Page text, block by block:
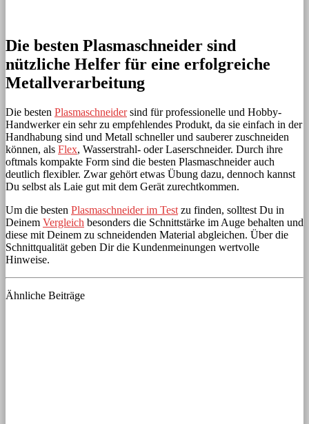
Die besten Plasmaschneider sind
nützliche Helfer für eine erfolgreiche
Metallverarbeitung
Die besten Plasmaschneidersind für professionelle und Hobby-
Handwerker ein sehr zu empfehlendes Produkt, da sie einfach in der
Handhabung sind und Metall schneller und sauberer zuschneiden
können, als Flex, Wasserstrahl- oder Laserschneider. Durch ihre
oftmals kompakte Form sind die besten Plasmaschneider auch
deutlich flexibler. Zwar gehört etwas Übung dazu, dennoch kannst
Du selbst als Laie gut mit dem Gerät zurechtkommen.
Um die besten Plasmaschneider im Test zu finden, solltest Du in
Deinem Vergleich besonders die Schnittstärke im Auge behalten und
diese mit Deinem zu schneidenden Material abgleichen. Über die
Schnittqualität geben Dir die Kundenmeinungen wertvolle
Hinweise.
Ähnliche Beiträge